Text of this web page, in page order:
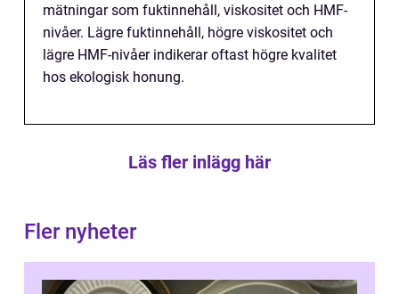
mätningar som fuktinnehåll, viskositet och HMF-
nivåer. Lägre fuktinnehåll, högre viskositet och
lägre HMF-nivåer indikerar oftast högre kvalitet
hos ekologisk honung.
Läs fler inlägg här
Fler nyheter